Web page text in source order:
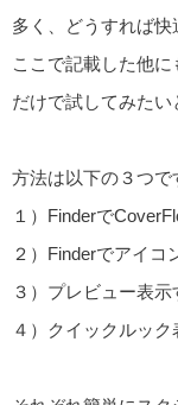
多く、どうすれば快
ここで記載した他
だけで試してみたい
方法は以下の３つで
１）Finderで
２）Finderでアイコ
３）プレビュー表示
４）クイックルック